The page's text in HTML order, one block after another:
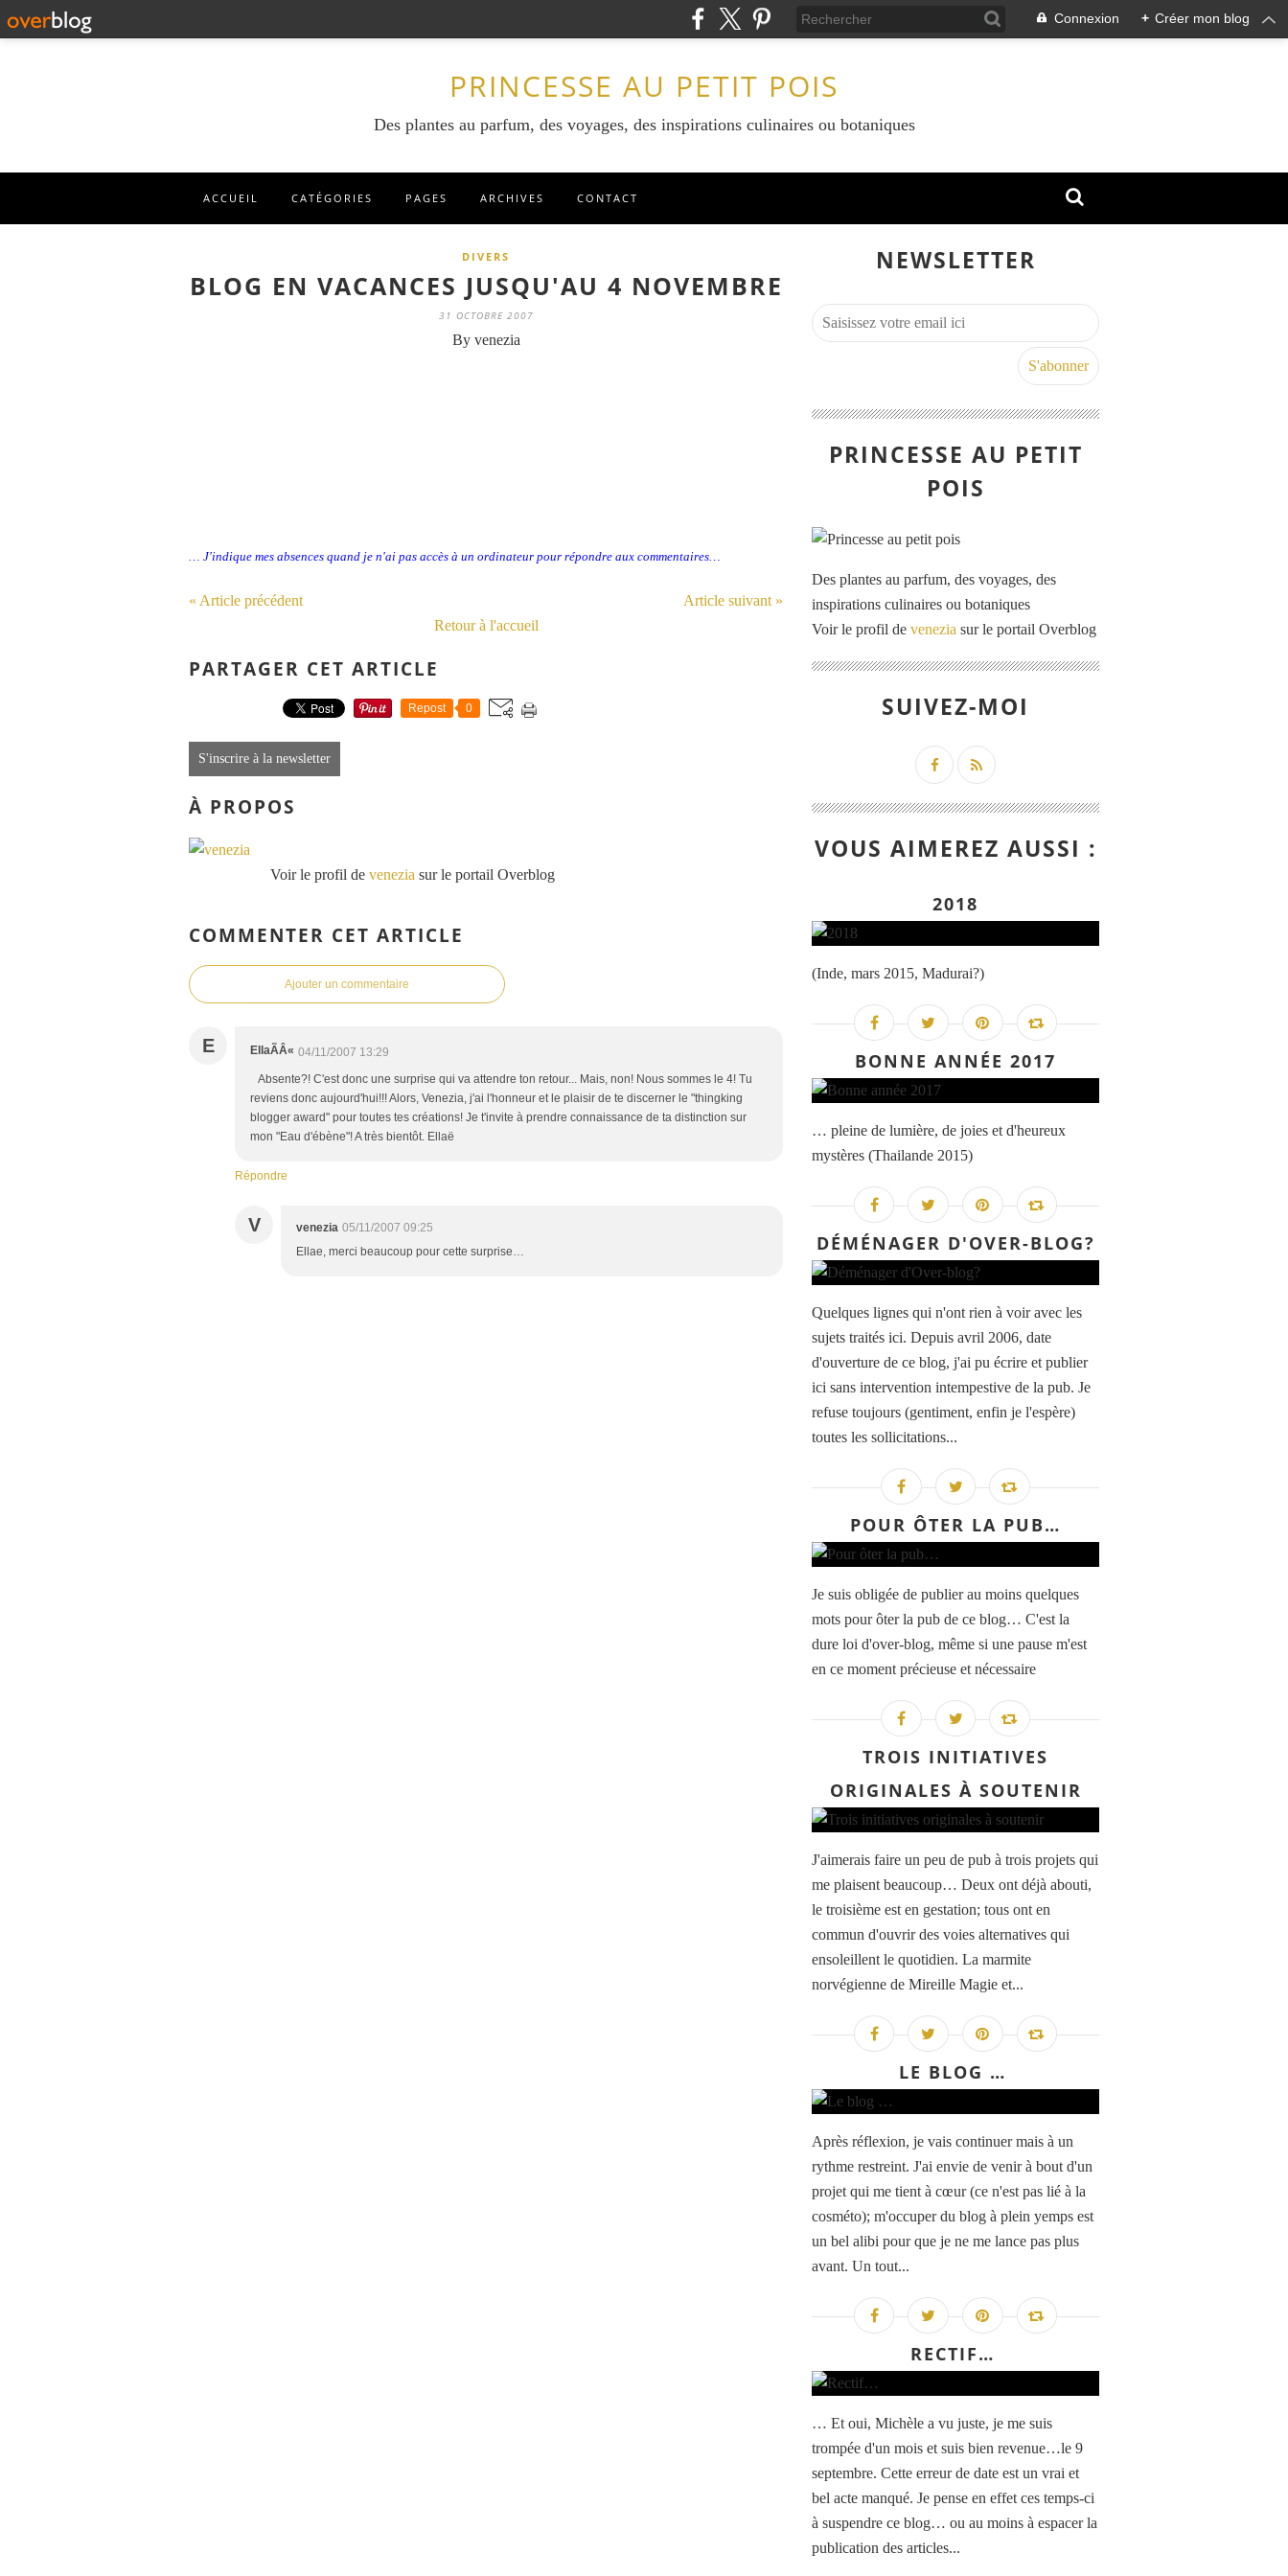
Connexion + Créer mon blog
PRINCESSE AU PETIT POIS
Des plantes au parfum, des voyages, des inspirations culinaires ou botaniques
ACCUEIL CATÉGORIES PAGES ARCHIVES CONTACT
DIVERS
BLOG EN VACANCES JUSQU'AU 4 NOVEMBRE
31 OCTOBRE 2007
By venezia
… J'indique mes absences quand je n'ai pas accès à un ordinateur pour répondre aux commentaires…
« Article précédent
Article suivant »
Retour à l'accueil
PARTAGER CET ARTICLE
Repost 0
S'inscrire à la newsletter
À PROPOS
Voir le profil de venezia sur le portail Overblog
COMMENTER CET ARTICLE
Ajouter un commentaire
E EllaÃÂ« 04/11/2007 13:29
Absente?! C'est donc une surprise qui va attendre ton retour... Mais, non! Nous sommes le 4! Tu
reviens donc aujourd'hui!!! Alors, Venezia, j'ai l'honneur et le plaisir de te discerner le "thingking
blogger award" pour toutes tes créations! Je t'invite à prendre connaissance de ta distinction sur
mon "Eau d'ébène"! A très bientôt. Ellaë
Répondre
V venezia 05/11/2007 09:25
Ellae, merci beaucoup pour cette surprise…
NEWSLETTER
PRINCESSE AU PETIT
POIS
Des plantes au parfum, des voyages, des
inspirations culinaires ou botaniques
Voir le profil de venezia sur le portail Overblog
SUIVEZ-MOI
VOUS AIMEREZ AUSSI :
2018
(Inde, mars 2015, Madurai?)
BONNE ANNÉE 2017
… pleine de lumière, de joies et d'heureux
mystères (Thailande 2015)
DÉMÉNAGER D'OVER-BLOG?
Quelques lignes qui n'ont rien à voir avec les
sujets traités ici. Depuis avril 2006, date
d'ouverture de ce blog, j'ai pu écrire et publier
ici sans intervention intempestive de la pub. Je
refuse toujours (gentiment, enfin je l'espère)
toutes les sollicitations...
POUR ÔTER LA PUB…
Je suis obligée de publier au moins quelques
mots pour ôter la pub de ce blog… C'est la
dure loi d'over-blog, même si une pause m'est
en ce moment précieuse et nécessaire
TROIS INITIATIVES
ORIGINALES À SOUTENIR
J'aimerais faire un peu de pub à trois projets qui
me plaisent beaucoup… Deux ont déjà abouti,
le troisième est en gestation; tous ont en
commun d'ouvrir des voies alternatives qui
ensoleillent le quotidien. La marmite
norvégienne de Mireille Magie et...
LE BLOG …
Après réflexion, je vais continuer mais à un
rythme restreint. J'ai envie de venir à bout d'un
projet qui me tient à cœur (ce n'est pas lié à la
cosméto); m'occuper du blog à plein yemps est
un bel alibi pour que je ne me lance pas plus
avant. Un tout...
RECTIF…
… Et oui, Michèle a vu juste, je me suis
trompée d'un mois et suis bien revenue…le 9
septembre. Cette erreur de date est un vrai et
bel acte manqué. Je pense en effet ces temps-ci
à suspendre ce blog… ou au moins à espacer la
publication des articles...